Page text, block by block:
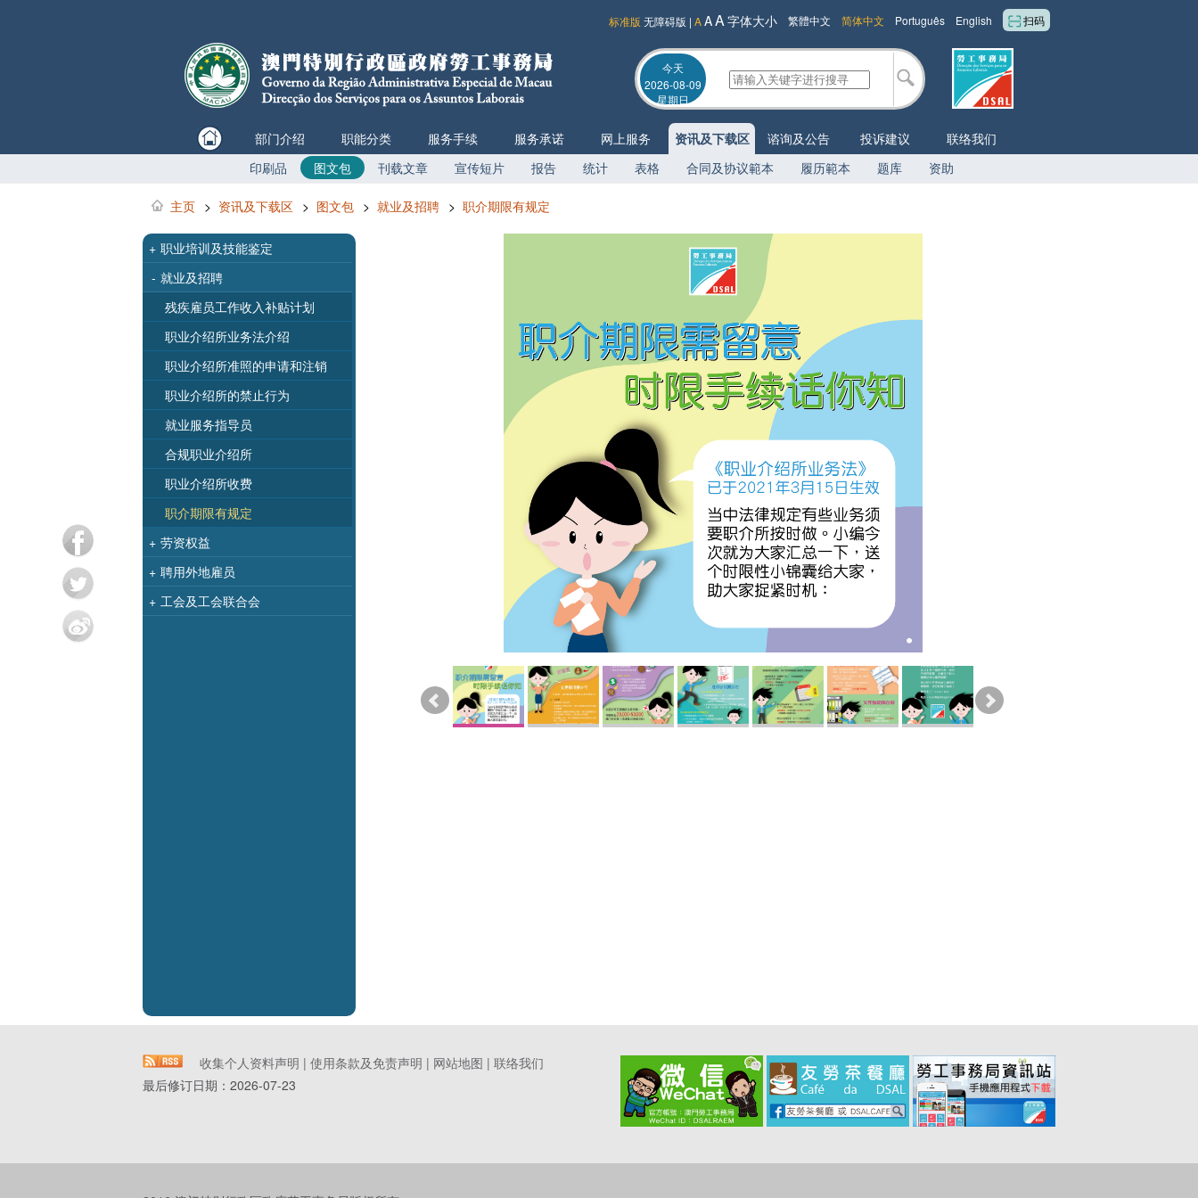
扫码
English
Português
简体中文
繁體中文
标准版 无障碍版 | AAA字体大小
今天
2026-08-09
星期日
部门介绍 职能分类 服务手续 服务承诺 网上服务
资讯及下载区
印刷品
图文包 刊载文章 宣传短片 报告 统计 表格 合同及协议範本 履历範本 题库 资助
谘询及公告 投诉建议 联络我们
主页 > 资讯及下载区 > 图文包 > 就业及招聘 > 职介期限有规定
+ 职业培训及技能鉴定
- 就业及招聘
残疾雇员工作收入补贴计划
职业介绍所业务法介绍
职业介绍所准照的申请和注销
职业介绍所的禁止行为
就业服务指导员
合规职业介绍所
职业介绍所收费
职介期限有规定
+ 劳资权益
+ 聘用外地雇员
+ 工会及工会联合会
收集个人资料声明 | 使用条款及免责声明 | 网站地图 | 联络我们
最后修订日期： 2026-07-23